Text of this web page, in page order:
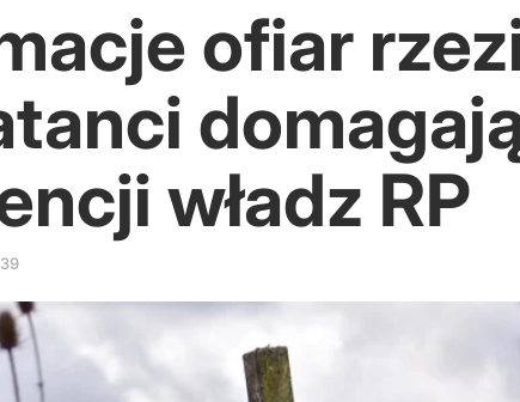
ofiar
władz RP